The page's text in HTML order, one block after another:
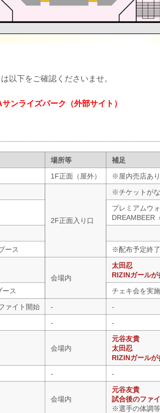
以下をご確認くださいませ。
ンライズパーク（外部サイト）
場所等 補足
1F正面（屋外）
※屋内売店あり
2F正面入り口
※チケットが
プレミアムウ
DREAMBEER
ース
※配布予定終
会場内
太田忍
RIZINガールが
ース
チェキ会を実施
ァイト開始 -
-
- -
会場内
元谷友貴
太田忍
RIZINガールが
- -
会場内
元谷友貴
試合後のファ
※選手の体調